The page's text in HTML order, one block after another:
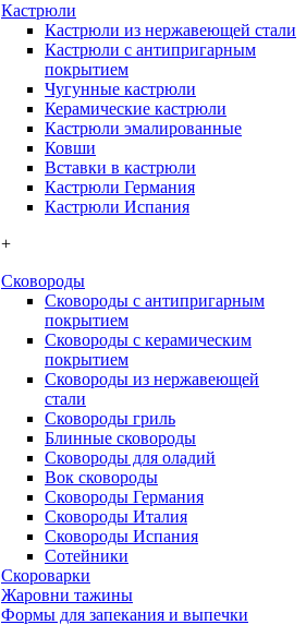
Кастрюли
Кастрюли из нержавеющей стали
Кастрюли с антипригарным
покрытием
Чугунные кастрюли
Керамические кастрюли
Кастрюли эмалированные
Ковши
Вставки в кастрюли
Кастрюли Германия
Кастрюли Испания
+
Сковороды
Сковороды с антипригарным
покрытием
Сковороды с керамическим
покрытием
Сковороды из нержавеющей
стали
Сковороды гриль
Блинные сковороды
Сковороды для оладий
Вок сковороды
Сковороды Германия
Сковороды Италия
Сковороды Испания
Сотейники
Скороварки
Жаровни тажины
Формы для запекания и выпечки